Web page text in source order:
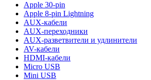
Apple 30-pin
Apple 8-pin Lightning
AUX-кабели
AUX-переходники
AUX-разветвители и удлинители
AV-кабели
HDMI-кабели
Micro USB
Mini USB